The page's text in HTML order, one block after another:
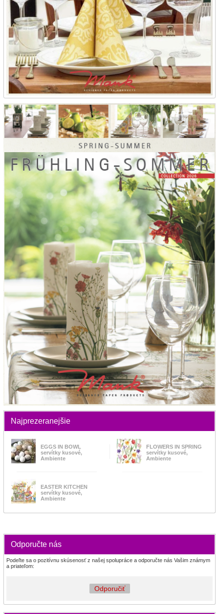
Najprezeranejšie
EGGS IN BOWL
servítky kusové,
Ambiente
FLOWERS IN SPRING
servítky kusové,
Ambiente
EASTER KITCHEN
servítky kusové,
Ambiente
Odporučte nás
Podeľte sa o pozitívnu skúsenosť z našej spolupráce a odporučte nás Vašim známym
a priateľom:
Odporučiť